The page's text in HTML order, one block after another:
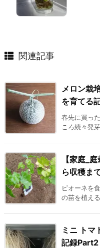
関連記事
メロン栽
を育てる
春先に買っ
ころ続々発
【家庭_
ら収穫ま
ピオーネを
の苗を植え
ミニ トマ
記録Part2